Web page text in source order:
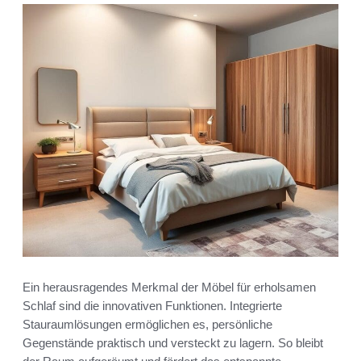
Ein herausragendes Merkmal der Möbel für erholsamen
Schlaf sind die innovativen Funktionen. Integrierte
Stauraumlösungen ermöglichen es, persönliche
Gegenstände praktisch und versteckt zu lagern. So bleibt